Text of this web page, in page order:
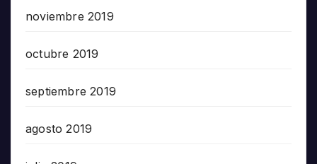
noviembre 2019
octubre 2019
septiembre 2019
agosto 2019